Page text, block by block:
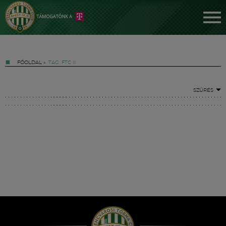
FŐOLDAL » TAG: FTC II
SZŰRÉS
Hírek